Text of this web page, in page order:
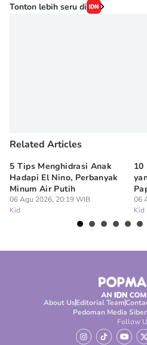
Tonton lebih seru di
Related Articles
5 Tips Menghidrasi Anak
Hadapi El Nino, Perbanyak
Minum Air Putih
06 Agu 2026, 20:19 WIB
Kid
10
06
Kid
About UsEditorial Team
Pedoman Media Siber
Follow